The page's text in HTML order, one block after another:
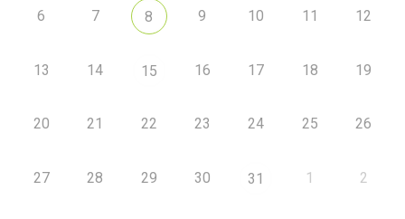
6 7 8 9 10 11 12
13 14 15 16 17 18 19
20 21 22 23 24 25 26
27 28 29 30 31 1 2